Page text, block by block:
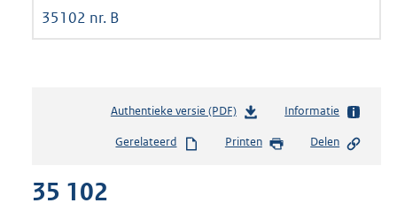
35102 nr. B
Authentieke versie (PDF)b
s
Informatie
Gerelateerd Printen Delen
35 102